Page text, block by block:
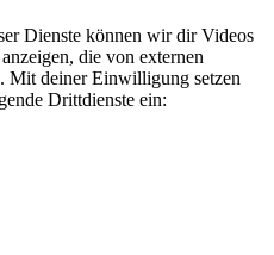
Dienste können wir dir Videos
die von externen
Mit deiner Einwilligung setzen
Drittdienste ein: